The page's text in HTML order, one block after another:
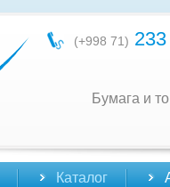
(+998 71)
Бумага и
Каталог